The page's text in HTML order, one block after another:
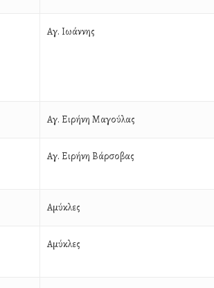
Αγ. Ιωάννης
Αγ. Ειρήνη Μαγούλας
Αγ. Ειρήνη Βάρσοβας
Αμύκλες
Αμύκλες